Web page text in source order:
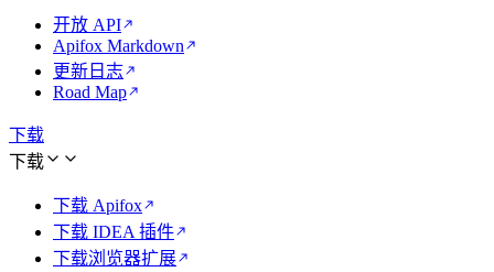
开放 API
Apifox Markdown
更新日志
Road Map
下载
下载
下载 Apifox
下载 IDEA 插件
下载浏览器扩展